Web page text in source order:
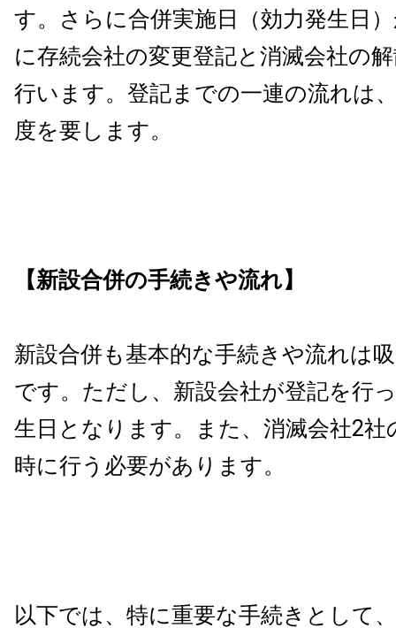
す。さらに合併実施日（効力発生日
に存続会社の変更登記と消滅会社の
行います。登記までの一連の流れは
度を要します。
【新設合併の手続きや流れ】
新設合併も基本的な手続きや流れは
です。ただし、新設会社が登記を行
生日となります。また、消滅会社2社
時に行う必要があります。
以下では、特に重要な手続きとして